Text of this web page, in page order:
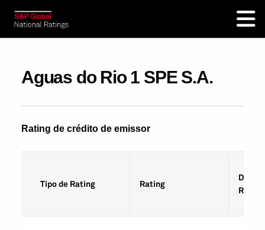
Aguas do Rio 1 SPE S.A.
Rating de crédito de emissor
Tipo de Rating Rating
Data
Rating